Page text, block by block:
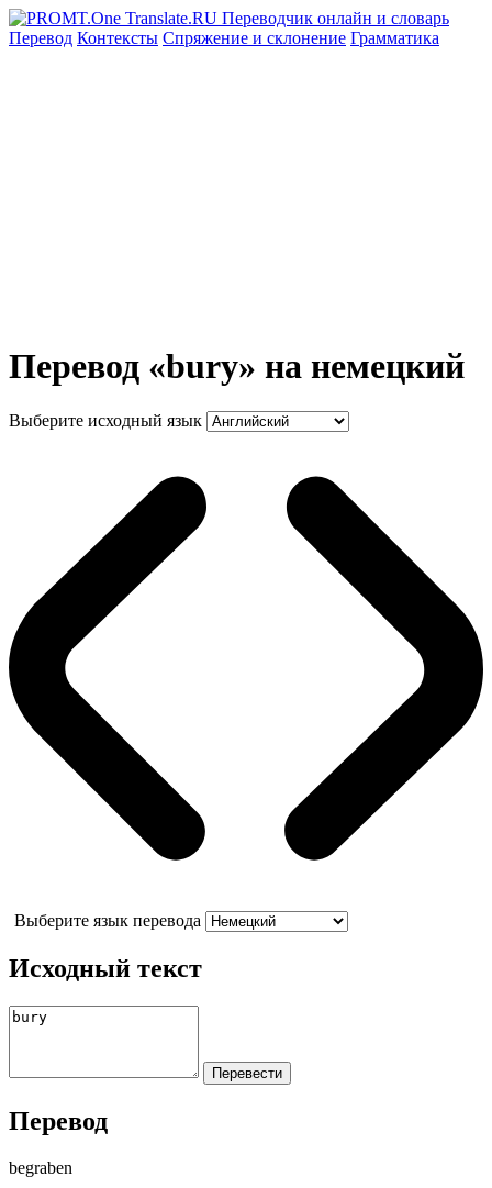
Перевод Контексты Спряжение и склонение Грамматика
Перевод «bury» на немецкий
Выберите исходный язык
Выберите язык перевода
Исходный текст
Перевод
begraben